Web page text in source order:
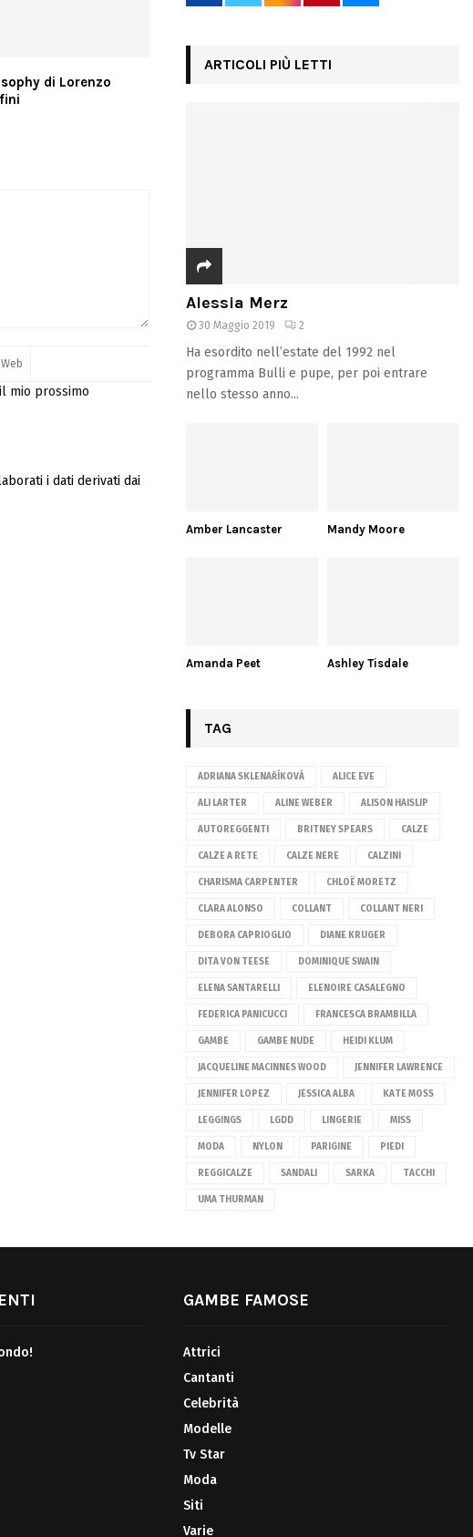
di Lorenzo
mio prossimo
i dati derivati dai
ARTICOLI PIÙ LETTI
Alessia Merz
30 Maggio 2019 2
Ha esordito nell’estate del 1992 nel
programma Bulli e pupe, per poi entrare
nello stesso anno...
Amber Lancaster Mandy Moore
Amanda Peet Ashley Tisdale
TAG
ADRIANA SKLENAŘÍKOVÁ ALICE EVE
ALI LARTER ALINE WEBER ALISON HAISLIP
AUTOREGGENTI BRITNEY SPEARS CALZE
CALZE A RETE CALZE NERE CALZINI
CHARISMA CARPENTER CHLOË MORETZ
CLARA ALONSO COLLANT COLLANT NERI
DEBORA CAPRIOGLIO DIANE KRUGER
DITA VON TEESE DOMINIQUE SWAIN
ELENA SANTARELLI ELENOIRE CASALEGNO
FEDERICA PANICUCCI FRANCESCA BRAMBILLA
GAMBE GAMBE NUDE HEIDI KLUM
JACQUELINE MACINNES WOOD JENNIFER LAWRENCE
JENNIFER LOPEZ JESSICA ALBA KATE MOSS
LEGGINGS LGDD LINGERIE MISS
MODA NYLON PARIGINE PIEDI
REGGICALZE SANDALI SARKA TACCHI
UMA THURMAN
GAMBE FAMOSE
Attrici
Cantanti
Celebrità
Modelle
Tv Star
Moda
Siti
Varie